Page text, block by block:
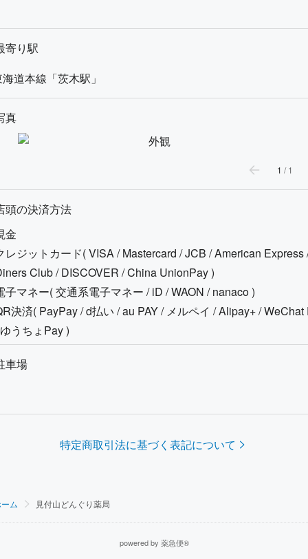
寄り駅
道本線「茨木駅」
真
1 /1
頭の決済方法
金
レジットカード(VISA / Mastercard / JCB / American Express
Club / DISCOVER / China UnionPay)
子マネー(交通系電子マネー / iD / WAON / nanaco)
決済( PayPay / d払い / au PAY / メルペイ / Alipay+ / WeChat
うちょPay)
車場
特定商取引法に基づく表記について
ム 見付山どんぐり薬局
powered by 薬急便®